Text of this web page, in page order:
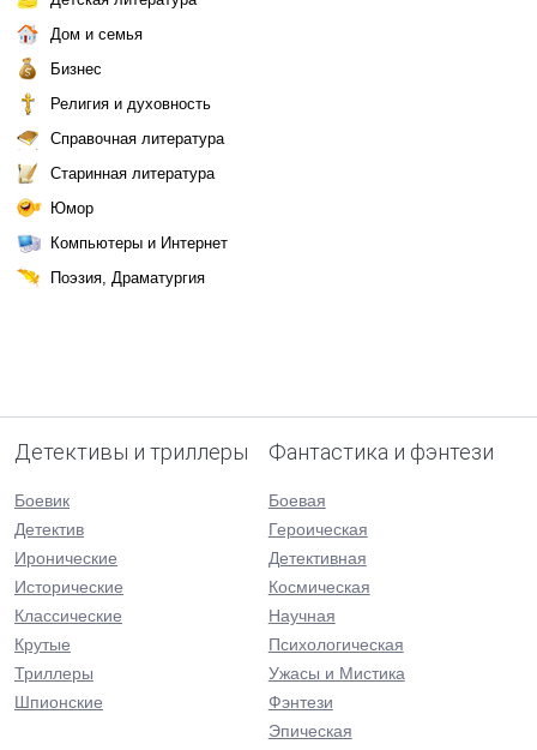
Дом и семья
Бизнес
Религия и духовность
Справочная литература
Старинная литература
Юмор
Компьютеры и Интернет
Поэзия, Драматургия
Детективы и триллеры
Боевик
Детектив
Иронические
Исторические
Классические
Крутые
Триллеры
Шпионские
Фантастика и фэнтези
Боевая
Героическая
Детективная
Космическая
Научная
Психологическая
Ужасы и Мистика
Фэнтези
Эпическая